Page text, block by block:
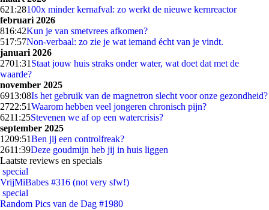
621:28100x minder kernafval: zo werkt de nieuwe kernreactor
februari 2026
816:42Kun je van smetvrees afkomen?
517:57Non-verbaal: zo zie je wat iemand écht van je vindt.
januari 2026
2701:31 Staat jouw huis straks onder water, wat doet dat met de
waarde?
november 2025
6913:08Is het gebruik van de magnetron slecht voor onze gezondheid?
2722:51Waarom hebben veel jongeren chronisch pijn?
6211:25Stevenen we af op een watercrisis?
september 2025
1209:51Ben jij een controlfreak?
2611:39Deze goudmijn heb jij in huis liggen
Laatste reviews en specials
special
VrijMiBabes #316 (not very sfw!)
special
Random Pics van de Dag #1980